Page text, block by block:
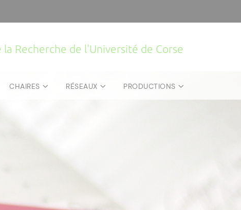
la Recherche de l'Université de Corse
CHAIRES RÉSEAUX PRODUCTIONS